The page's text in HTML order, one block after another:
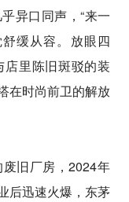
异口同声，“来一
缓从容。放眼四
里陈旧斑驳的装
在时尚前卫的解放
旧厂房，2024年
后迅速火爆，东茅